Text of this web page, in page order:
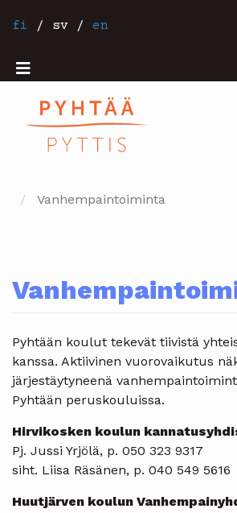
tillfi / sv / en
Mobiilivalikko
Vanhempaintoiminta
Pyhtään koulut tekevät tiivistä
kanssa. Aktiivinen vuorovaikutus
järjestäytyneenä
Pyhtään peruskouluissa.
Hirvikosken koulun
Pj. Jussi Yrjölä, p. 050 323 9317
siht. Liisa Räsänen, p. 040 549 5616
Huutjärven koulun